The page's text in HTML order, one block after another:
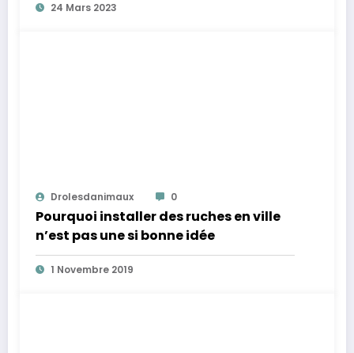
24 Mars 2023
Drolesdanimaux 0
Pourquoi installer des ruches en ville
n’est pas une si bonne idée
1 Novembre 2019